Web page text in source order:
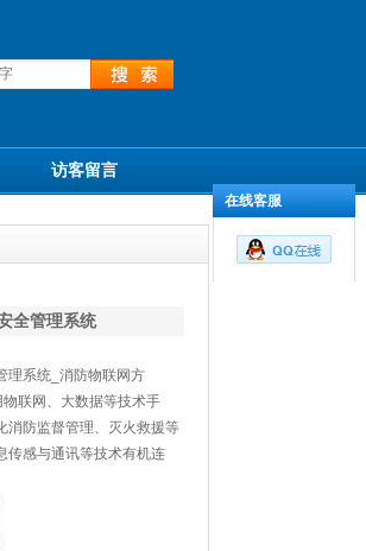
访客留言
全管理系统
理系统_消防物联网方
联网、大数据等技术手
消防监督管理、灭火救援等
传感与通讯等技术有机连
在线客服